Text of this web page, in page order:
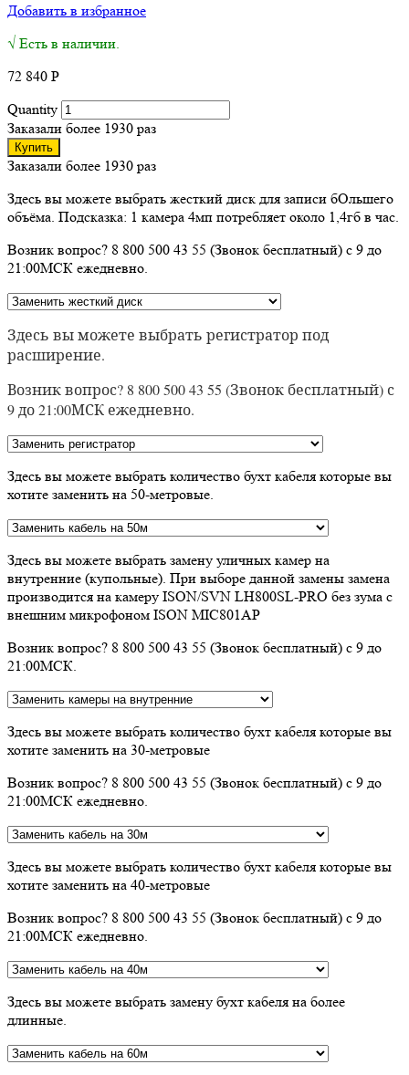
Добавить в избранное
√ Есть в наличии.
72 840 Р
Quantity
Заказали более 1930 раз
Купить
Заказали более 1930 раз
Здесь вы можете выбрать жесткий диск для записи бОльшего
объёма. Подсказка: 1 камера 4мп потребляет около 1,4гб в час.
Возник вопрос? 8 800 500 43 55 (Звонок бесплатный) с 9 до
21:00МСК ежедневно.
Здесь вы можете выбрать регистратор под
расширение.
Возник вопрос? 8 800 500 43 55 (Звонок бесплатный) с
9 до 21:00МСК ежедневно.
Здесь вы можете выбрать количество бухт кабеля которые вы
хотите заменить на 50-метровые.
Здесь вы можете выбрать замену уличных камер на
внутренние (купольные). При выборе данной замены замена
производится на камеру ISON/SVN LH800SL-PRO без зума с
внешним микрофоном ISON MIC801AP
Возник вопрос? 8 800 500 43 55 (Звонок бесплатный) с 9 до
21:00МСК.
Здесь вы можете выбрать количество бухт кабеля которые вы
хотите заменить на 30-метровые
Возник вопрос? 8 800 500 43 55 (Звонок бесплатный) с 9 до
21:00МСК ежедневно.
Здесь вы можете выбрать количество бухт кабеля которые вы
хотите заменить на 40-метровые
Возник вопрос? 8 800 500 43 55 (Звонок бесплатный) с 9 до
21:00МСК ежедневно.
Здесь вы можете выбрать замену бухт кабеля на более
длинные.